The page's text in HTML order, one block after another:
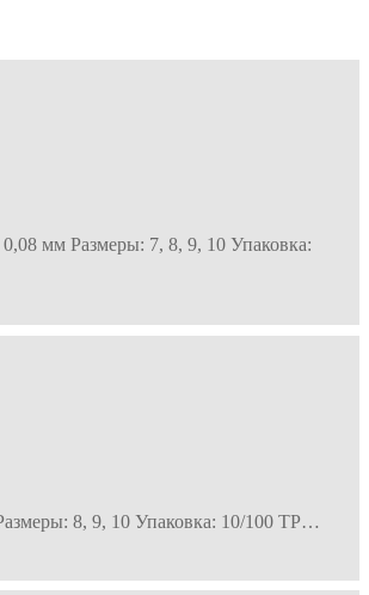
мм Размеры: 7, 8, 9, 10 Упаковка:
8, 9, 10 Упаковка: 10/100 ТР…